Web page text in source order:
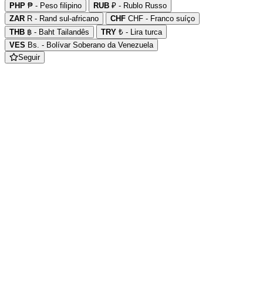
PHP ₱ - Peso filipino RUB ₽ - Rublo Russo
ZAR R - Rand sul-africano CHF CHF - Franco suíço
THB ฿ - Baht Tailandês TRY ₺ - Lira turca
VES Bs. - Bolívar Soberano da Venezuela
Seguir